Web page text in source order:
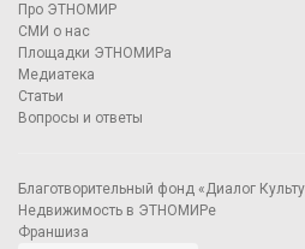
Про ЭТНОМИР
СМИ о нас
Площадки ЭТНОМИРа
Медиатека
Статьи
Вопросы и ответы
Благотворительный фонд «Диалог
Недвижимость в ЭТНОМИРе
Франшиза